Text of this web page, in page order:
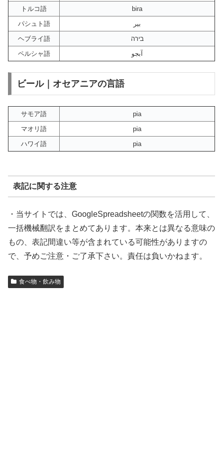
トルコ語
bira
パシュト語
بير
ヘブライ語
בירה
ペルシャ語
آبجو
ビール｜オセアニアの言語
サモア語
pia
マオリ語
pia
ハワイ語
pia
表記に関する注意
・当サイトでは、GoogleSpreadsheetの関数を活用して、
一括機械翻訳をまとめてあります。本来とは異なる意味の
もの、表記間違い等が含まれている可能性がありますの
で、予めご注意・ご了承下さい。責任は負いかねます。
食べ物・飲み物